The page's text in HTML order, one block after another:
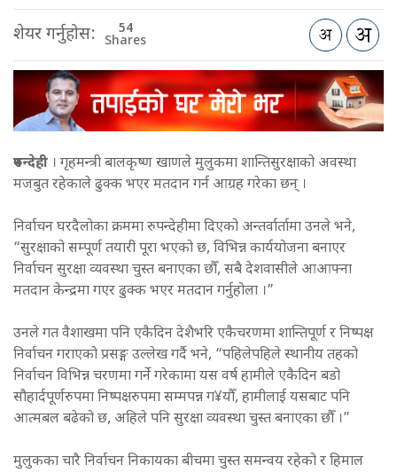
शेयर गर्नुहोस: 54
Shares
रुपन्देही । गृहमन्त्री बालकृष्ण खाणले मुलुकमा शान्तिसुरक्षाको अवस्था
मजबुत रहेकाले ढुक्क भएर मतदान गर्न आग्रह गरेका छन् ।
निर्वाचन घरदैलोका क्रममा रुपन्देहीमा दिएको अन्तर्वार्तामा उनले भने,
“सुरक्षाको सम्पूर्ण तयारी पूरा भएको छ, विभिन्न कार्ययोजना बनाएर
निर्वाचन सुरक्षा व्यवस्था चुस्त बनाएका छौँ, सबै देशवासीले आआफ्ना
मतदान केन्द्रमा गएर ढुक्क भएर मतदान गर्नुहोला ।”
उनले गत वैशाखमा पनि एकैदिन देशैभरि एकैचरणमा शान्तिपूर्ण र निष्पक्ष
निर्वाचन गराएको प्रसङ्ग उल्लेख गर्दै भने, “पहिलेपहिले स्थानीय तहको
निर्वाचन विभिन्न चरणमा गर्ने गरेकामा यस वर्ष हामीले एकैदिन बडो
सौहार्दपूर्णरुपमा निष्पक्षरुपमा सम्मपन्न ग¥यौँ, हामीलाई यसबाट पनि
आत्मबल बढेको छ, अहिले पनि सुरक्षा व्यवस्था चुस्त बनाएका छौँ ।”
मुलुकका चारै निर्वाचन निकायका बीचमा चुस्त समन्वय रहेको र हिमाल